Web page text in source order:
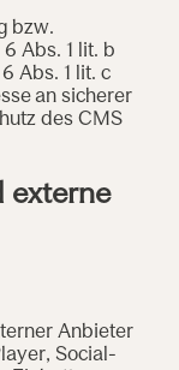
bzw.
Abs. 1 lit. b
Abs. 1 lit. c
an sicherer
des CMS
externe
Anbieter
Social-